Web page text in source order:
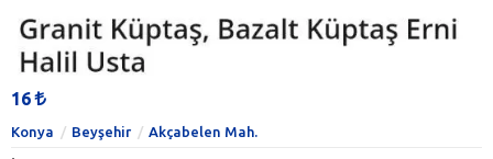
16
Konya Beyşehir Akçabelen Mah.